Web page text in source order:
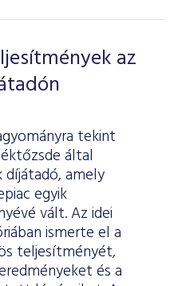
az
tekint
által
díjátadó, amely
egyik
vált. Az idei
ismerte el a
teljesítményét,
és a